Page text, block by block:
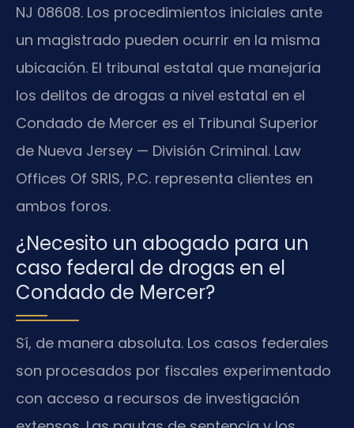
NJ 08608. Los procedimientos iniciales ante
un magistrado pueden ocurrir en la misma
ubicación. El tribunal estatal que manejaría
los delitos de drogas a nivel estatal en el
Condado de Mercer es el Tribunal Superior
de Nueva Jersey — División Criminal. Law
Offices Of SRIS, P.C. representa clientes en
ambos foros.
¿Necesito un abogado para un
caso federal de drogas en el
Condado de Mercer?
Sí, de manera absoluta. Los casos federales
son procesados por fiscales experimentado
con acceso a recursos de investigación